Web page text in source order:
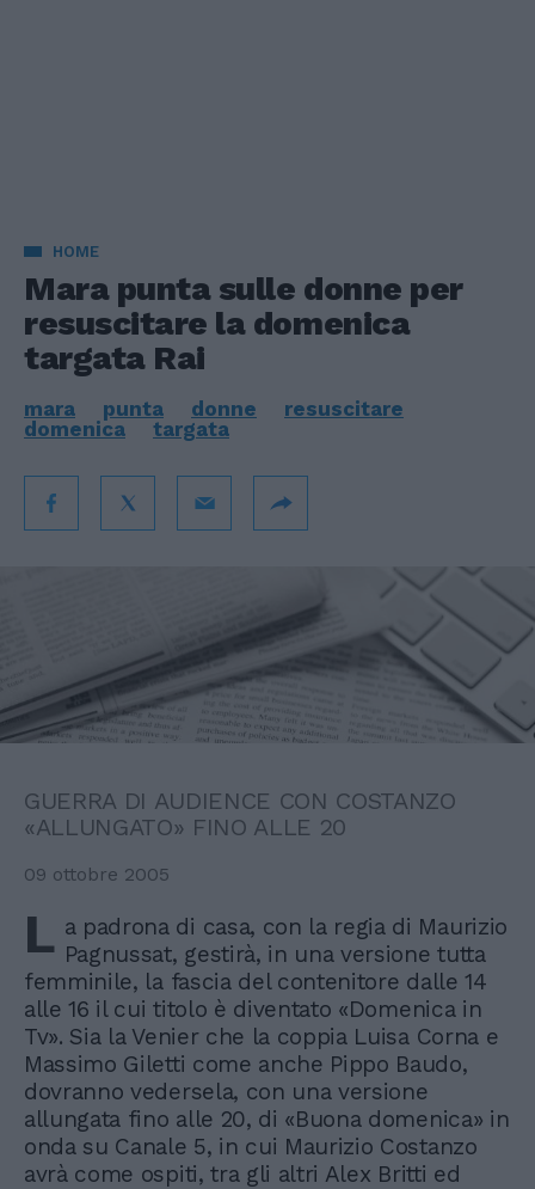
HOME
Mara punta sulle donne per
resuscitare la domenica
targata Rai
mara punta donne
resuscitare
domenica
targata
GUERRA DI AUDIENCE CON COSTANZO
«ALLUNGATO» FINO ALLE 20
09 ottobre 2005
L a padrona di casa, con la regia di Maurizio
Pagnussat, gestirà, in una versione tutta
femminile, la fascia del contenitore dalle 14
alle 16 il cui titolo è diventato «Domenica in
Tv». Sia la Venier che la coppia Luisa Corna e
Massimo Giletti come anche Pippo Baudo,
dovranno vedersela, con una versione
allungata fino alle 20, di «Buona domenica» in
onda su Canale 5, in cui Maurizio Costanzo
avrà come ospiti, tra gli altri Alex Britti ed